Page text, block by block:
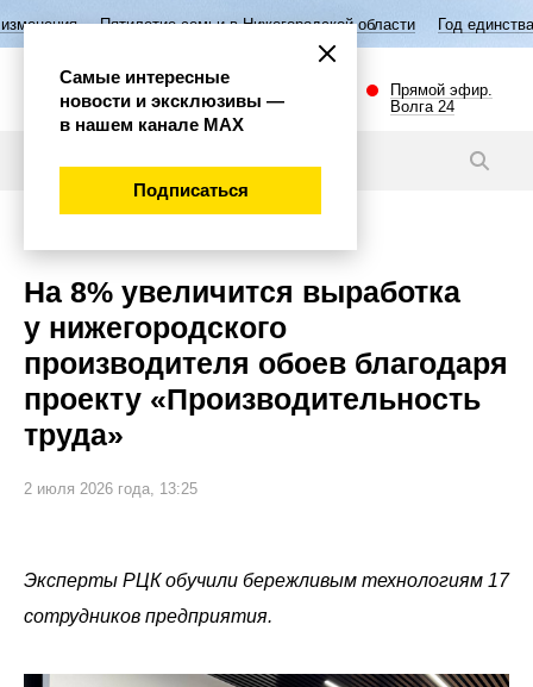
семьи в Нижегородской области Год единства народов России
Прямой эфир.
Волга 24
На 8% увеличится выработка
у нижегородского
производителя обоев благодаря
проекту «Производительность
труда»
2 июля 2026 года, 13:25
Эксперты РЦК обучили бережливым технологиям 17
сотрудников предприятия.
Самые интересные
новости и эксклюзивы —
в нашем канале МАХ
Подписаться